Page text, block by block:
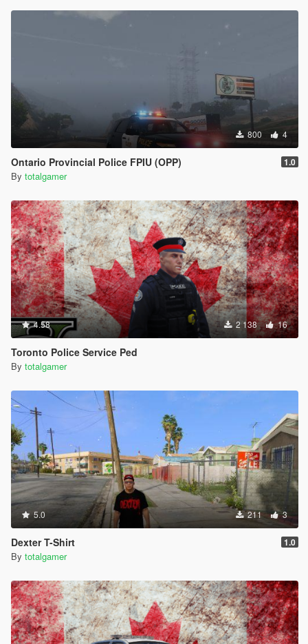
800 4
Ontario Provincial Police FPIU (OPP) 1.0
By totalgamer
4.58 2 138 16
Toronto Police Service Ped
By totalgamer
5.0 211 3
Dexter T-Shirt 1.0
By totalgamer